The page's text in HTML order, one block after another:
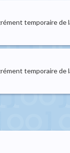
temporaire de
temporaire